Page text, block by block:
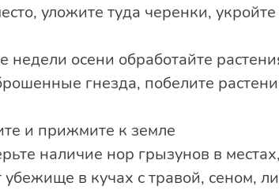
уложите туда черенки,
недели осени обработайте
гнезда, побелите
и прижмите к земле
наличие нор грызунов в
в кучах с травой, сеном,